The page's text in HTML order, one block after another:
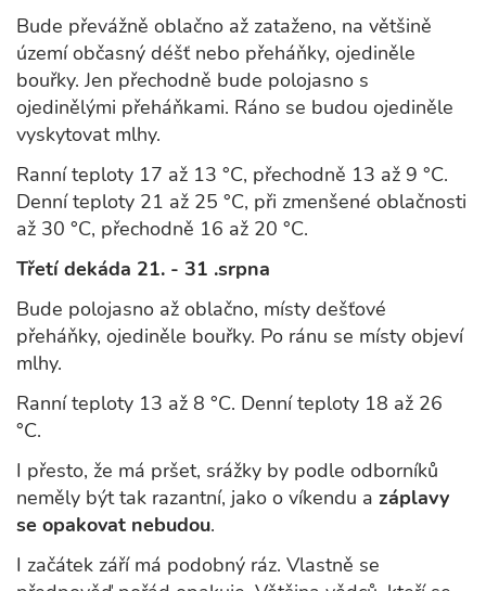
Bude převážně oblačno až zataženo, na většině
území občasný déšť nebo přeháňky, ojediněle
bouřky. Jen přechodně bude polojasno s
ojedinělými přeháňkami. Ráno se budou ojediněle
vyskytovat mlhy.
Ranní teploty 17 až 13 °C, přechodně 13 až 9 °C.
Denní teploty 21 až 25 °C, při zmenšené oblačnosti
až 30 °C, přechodně 16 až 20 °C.
Třetí dekáda 21. - 31 .srpna
Bude polojasno až oblačno, místy dešťové
přeháňky, ojediněle bouřky. Po ránu se místy objeví
mlhy.
Ranní teploty 13 až 8 °C. Denní teploty 18 až 26
°C.
I přesto, že má pršet, srážky by podle odborníků
neměly být tak razantní, jako o víkendu a záplavy
se opakovat nebudou.
I začátek září má podobný ráz. Vlastně se